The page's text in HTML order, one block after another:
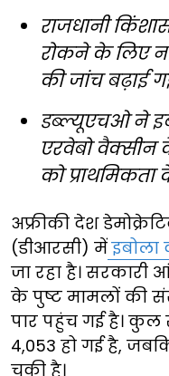
राजधानी
रोकने के लिए
की जांच बढ़ाई
डब्ल्यूएचओ ने
एरवेबो वैक्सीन
को प्राथमिकता
अफ्रीकी देश
(डीआरसी) मेंइबोला
जा रहा है।
के पुष्ट मामलों की
पार पहुंच गई है। कुल
4,053 हो गई है,
चुकी है।